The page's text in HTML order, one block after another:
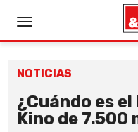
NOTICIAS
¿Cuándo es
Kino de 7.500